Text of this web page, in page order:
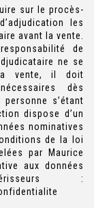
sur le procès-
les
avant la vente.
de
ne se
vente, il doit
dès
s’étant
dispose d’un
nominatives
de la loi
par Maurice
aux données
: